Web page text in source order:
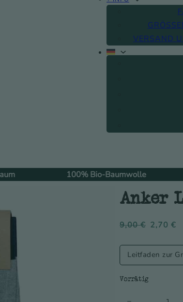
VERSAND
100% Bio-Baumwolle
Anker
9,00€ 2,70 €
Leitfaden zur
Vorrätig
Anker Logo